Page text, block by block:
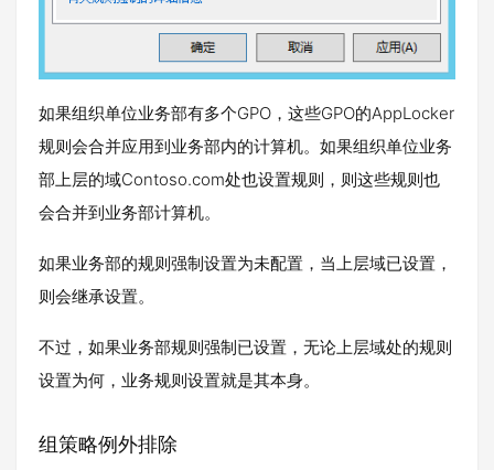
如果组织单位业务部有多个GPO，这些GPO的AppLocker
规则会合并应用到业务部内的计算机。如果组织单位业务
部上层的域Contoso.com处也设置规则，则这些规则也
会合并到业务部计算机。
如果业务部的规则强制设置为未配置，当上层域已设置，
则会继承设置。
不过，如果业务部规则强制已设置，无论上层域处的规则
设置为何，业务规则设置就是其本身。
组策略例外排除